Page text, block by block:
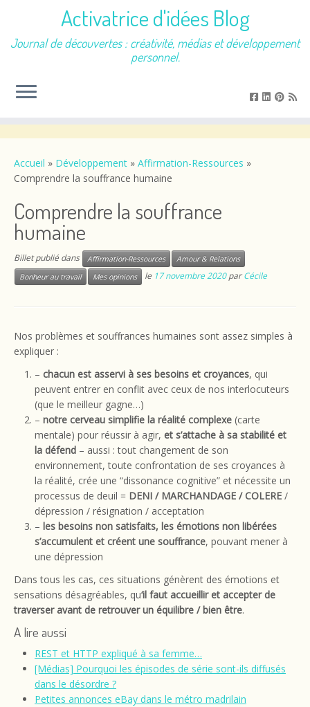
contenu
Activatrice d'idées Blog
Journal de découvertes : créativité, médias et développement
personnel.
Accueil » Développement » Affirmation-Ressources »
Comprendre la souffrance humaine
Comprendre la souffrance
humaine
Billet publié dans Affirmation-Ressources
Amour & Relations
Bonheur au travail
Mes opinions le 17 novembre 2020 parCécile
Nos problèmes et souffrances humaines sont assez simples à
expliquer :
– chacun est asservi à ses besoins et croyances, qui
peuvent entrer en conflit avec ceux de nos interlocuteurs
(que le meilleur gagne…)
– notre cerveau simplifie la réalité complexe (carte
mentale) pour réussir à agir, et s’attache à sa stabilité et
la défend – aussi : tout changement de son
environnement, toute confrontation de ses croyances à
la réalité, crée une “dissonance cognitive” et nécessite un
processus de deuil = DENI / MARCHANDAGE / COLERE /
dépression / résignation / acceptation
– les besoins non satisfaits, les émotions non libérées
s’accumulent et créent une souffrance, pouvant mener à
une dépression
Dans tous les cas, ces situations génèrent des émotions et
sensations désagréables, qu‘il faut accueillir et accepter de
traverser avant de retrouver un équilibre / bien être.
A lire aussi
REST et HTTP expliqué à sa femme…
[Médias] Pourquoi les épisodes de série sont-ils diffusés
dans le désordre ?
Petites annonces eBay dans le métro madrilain